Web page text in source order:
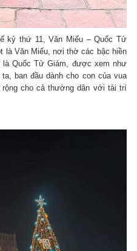
kỷ thứ 11, Văn Miếu – Quốc Tử
là Văn Miếu, nơi thờ các bậc hiền
là Quốc Tử Giám, được xem như
ban đầu dành cho con của vua
cho cả thường dân với tài trí